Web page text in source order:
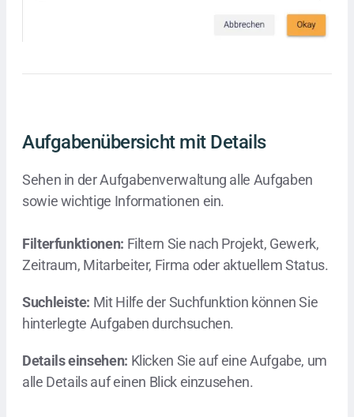
Aufgabenübersicht mit Details
Sehen in der Aufgabenverwaltung alle Aufgaben
sowie wichtige Informationen ein.
Filterfunktionen: Filtern Sie nach Projekt, Gewerk,
Zeitraum, Mitarbeiter, Firma oder aktuellem Status.
Suchleiste: Mit Hilfe der Suchfunktion können Sie
hinterlegte Aufgaben durchsuchen.
Details einsehen: Klicken Sie auf eine Aufgabe, um
alle Details auf einen Blick einzusehen.